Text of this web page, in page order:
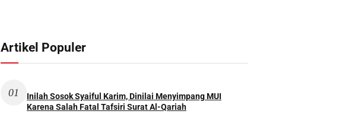
Artikel Populer
01
Inilah Sosok Syaiful Karim, Dinilai Menyimpang MUI
Karena Salah Fatal Tafsiri Surat Al-Qariah